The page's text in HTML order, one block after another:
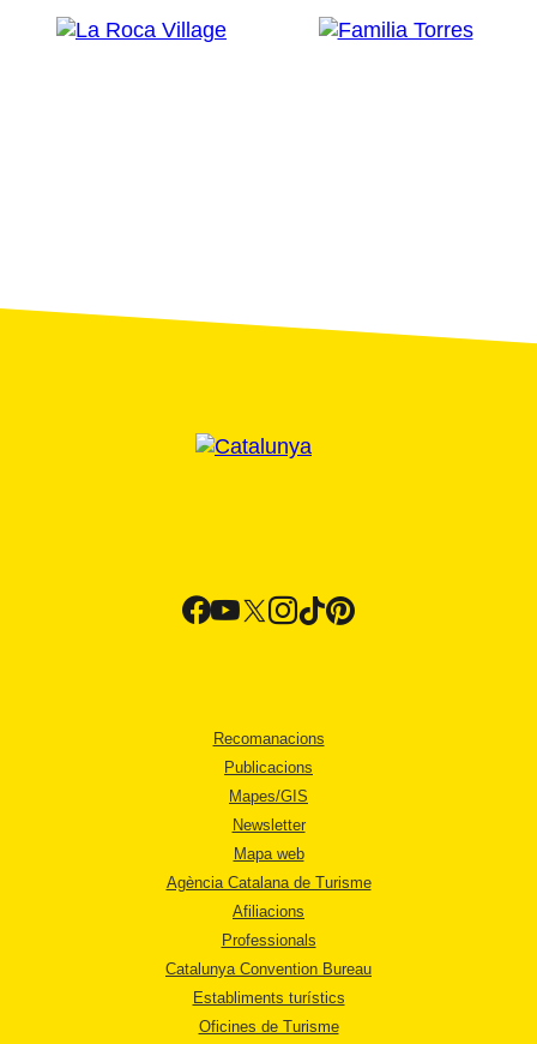
Recomanacions
Publicacions
Mapes/GIS
Newsletter
Mapa web
Agència Catalana de Turisme
Afiliacions
Professionals
Catalunya Convention Bureau
Establiments turístics
Oficines de Turisme